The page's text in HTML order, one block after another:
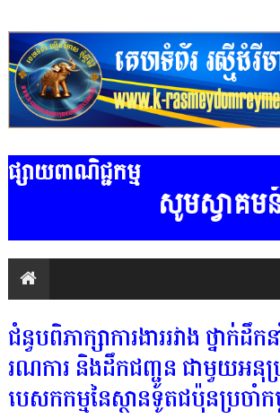
ផ្សាយពាណិជ្ជកម្ម
សូមស្វាគ
ជំនួបពិភាក្សាការងាររវាង ថ្នាក់ដឹ
រណការ និងដឹកជញ្ជូន ជាមួយអនុប្
បេសកកម្មនៃស្ថានទូតជប៉ុនប្រចាំក